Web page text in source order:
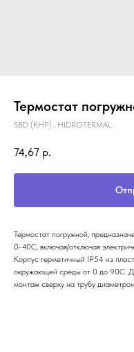
Термостат
SBD (KHP) , HIDROTERMAL
74,67 р.
Термостат погружной,
0-40С, включая/отключая
Корпус герметичный IP54 из
окружающей среды от 0 до 90С.
монтаж сверху на трубу